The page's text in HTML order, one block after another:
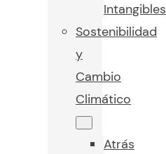
Intangibles
Sostenibilidad
y
Cambio
Climático
Atrás